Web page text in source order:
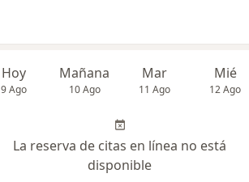
Hoy
9 Ago
Mañana
10 Ago
Mar
11 Ago
Mié
12 Ago
La reserva de citas en línea no está
disponible